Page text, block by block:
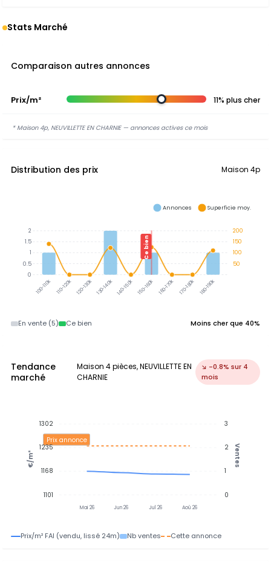
Stats Marché
Comparaison autres annonces
Prix/m² 11% plus cher
* Maison 4p, NEUVILLETTE EN CHARNIE — annonces actives ce mois
Distribution des prix Maison 4p
100-110k 110-120k 120-130k 130-140k 140-150k 150-160k 160-170k 170-180k 180-190k
Ce bien
200
150
100
50
2
1.5
1
0.5
0
Annonces Superficie moy.
En vente (5) Ce bien Moins cher que 40%
Tendance
marché
Maison 4 pièces, NEUVILLETTE EN
CHARNIE
↘ -0.8% sur 4
mois
Mai 26 Jun 26 Jul 26 Aoû 26
Prix annonce
3
2
1
0
Ventes
1302
1235
1168
1101
€/m²
Prix/m² FAI (vendu, lissé 24m) Nb ventes Cette annonce